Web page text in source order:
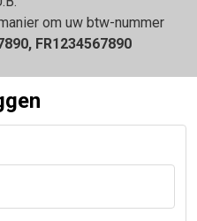
om uw btw-nummer
FR1234567890